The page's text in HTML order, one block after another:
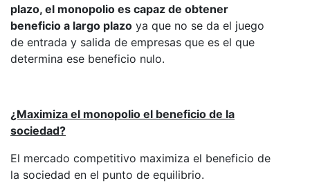
plazo, el monopolio es capaz de obtener
beneficio a largo plazo ya que no se da el juego
de entrada y salida de empresas que es el que
determina ese beneficio nulo.
¿Maximiza el monopolio el beneficio de la
sociedad?
El mercado competitivo maximiza el beneficio de
la sociedad en el punto de equilibrio.